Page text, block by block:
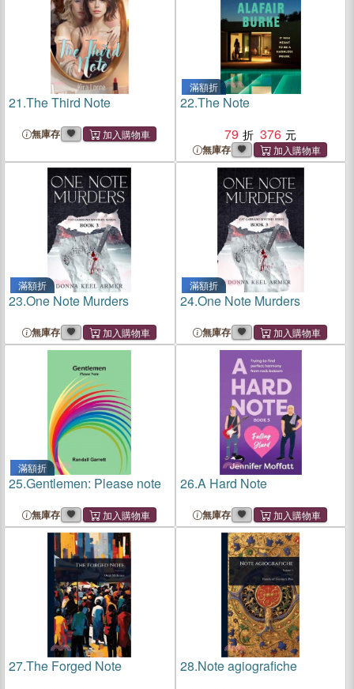
21.The Third Note
無庫存
滿額折
22.The Note
79
376
無庫存
滿額折
23.One Note Murders
無庫存
滿額折
24.One Note Murders
無庫存
滿額折
25.Gentlemen: Please note
無庫存
26.A Hard Note
無庫存
27.The Forged Note 28.Note agiografiche